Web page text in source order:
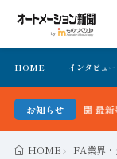
HOME インタビュー
お知らせ
ン新聞 最新号＆バッ
HOME FA業界